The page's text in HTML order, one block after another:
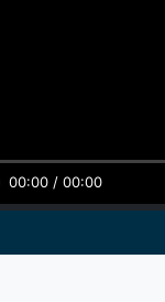
00:00 / 00:00